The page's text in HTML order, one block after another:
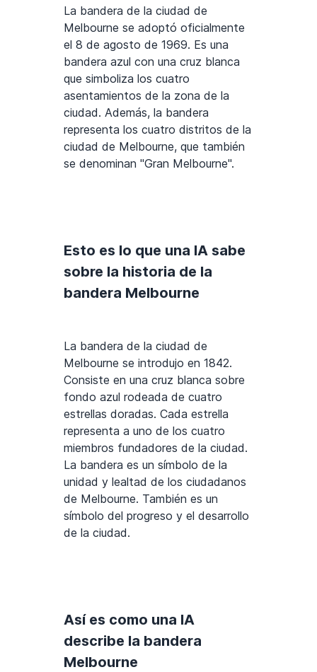
La bandera de la ciudad de
Melbourne se adoptó oficialmente
el 8 de agosto de 1969. Es una
bandera azul con una cruz blanca
que simboliza los cuatro
asentamientos de la zona de la
ciudad. Además, la bandera
representa los cuatro distritos de la
ciudad de Melbourne, que también
se denominan "Gran Melbourne".
Esto es lo que una IA sabe
sobre la historia de la
bandera Melbourne
La bandera de la ciudad de
Melbourne se introdujo en 1842.
Consiste en una cruz blanca sobre
fondo azul rodeada de cuatro
estrellas doradas. Cada estrella
representa a uno de los cuatro
miembros fundadores de la ciudad.
La bandera es un símbolo de la
unidad y lealtad de los ciudadanos
de Melbourne. También es un
símbolo del progreso y el desarrollo
de la ciudad.
Así es como una IA
describe la bandera
Melbourne